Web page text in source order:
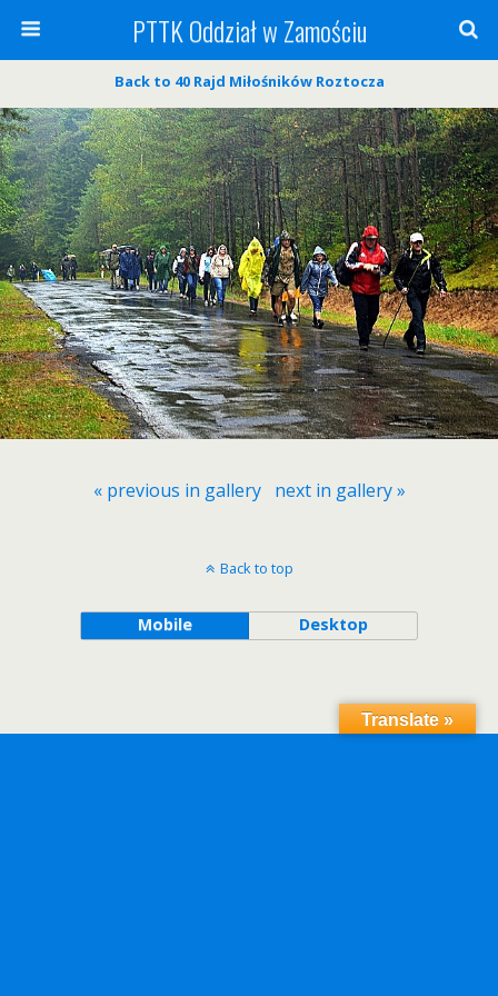
PTTK Oddział w Zamościu
Back to 40 Rajd Miłośników Roztocza
« previous in gallery next in gallery »
Back to top
Mobile Desktop
Translate »